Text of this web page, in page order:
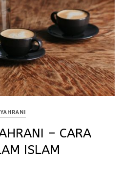
– CARA
ISLAM